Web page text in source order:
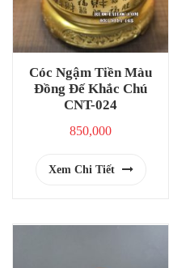
Cóc Ngậm Tiền Màu
Đồng Đế Khắc Chú
CNT-024
850,000
Xem Chi Tiết